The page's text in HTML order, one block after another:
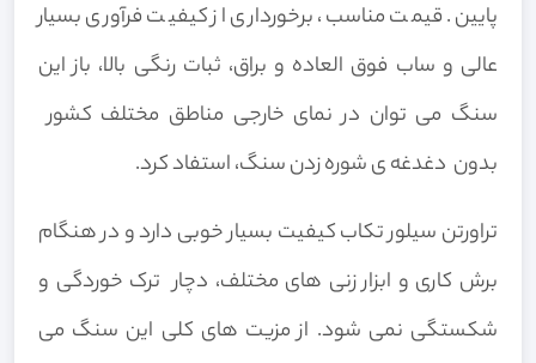
پایین. قیمت مناسب، برخورداری از کیفیت فرآوری بسیار
عالی و ساب فوق العاده و براق، ثبات رنگی بالا، باز این
سنگ می توان در نمای خارجی مناطق مختلف کشور
بدون دغدغه ی شوره زدن سنگ، استفاد کرد.
تراورتن سیلور تکاب کیفیت بسیار خوبی دارد و در هنگام
برش کاری و ابزار زنی های مختلف، دچار ترک خوردگی و
شکستگی نمی شود. از مزیت های کلی این سنگ می